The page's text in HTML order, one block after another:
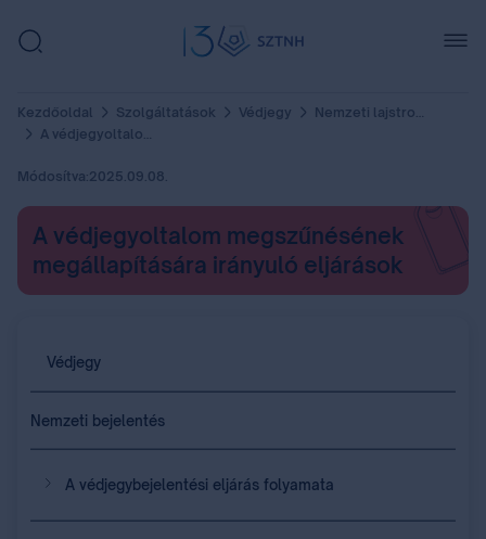
Kezdőoldal Szolgáltatások Védjegy
Nemzeti lajstromozást követő eljárások
A védjegyoltalom megszűnésének megállapítására irányuló eljárások
Módosítva:2025.09.08.
A védjegyoltalom megszűnésének
megállapítására irányuló eljárások
Védjegy
Nemzeti bejelentés
A védjegybejelentési eljárás folyamata